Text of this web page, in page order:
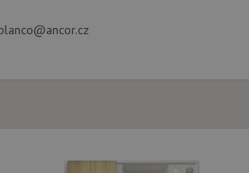
jak koncový uživatel používá
reklamu, kterou koncový uživatel